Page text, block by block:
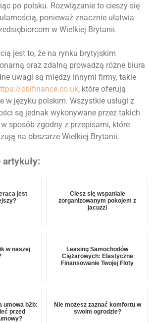
po polsku. Rozwiązanie to cieszy się
ponieważ znacznie ułatwia
w Wielkiej Brytanii.
jest to, że na rynku brytyjskim
oraz zdalną prowadzą różne biura
uwagi są między innymi firmy, takie
cblfinance.co.uk, które oferują
w języku polskim. Wszystkie usługi z
są jednak wykonywane przez takich
sposób zgodny z przepisami, które
na obszarze Wielkiej Brytanii.
artykuły:
jest
Ciesz się wspaniale
zorganizowanym pokojem z
jacuzzi
w naszej
Leasing Samochodów
Ciężarowych: Elastyczne
Finansowanie Twojej Floty
umowa b2b:
przed
Nie możesz zaznać komfortu w
swoim ogrodzie?